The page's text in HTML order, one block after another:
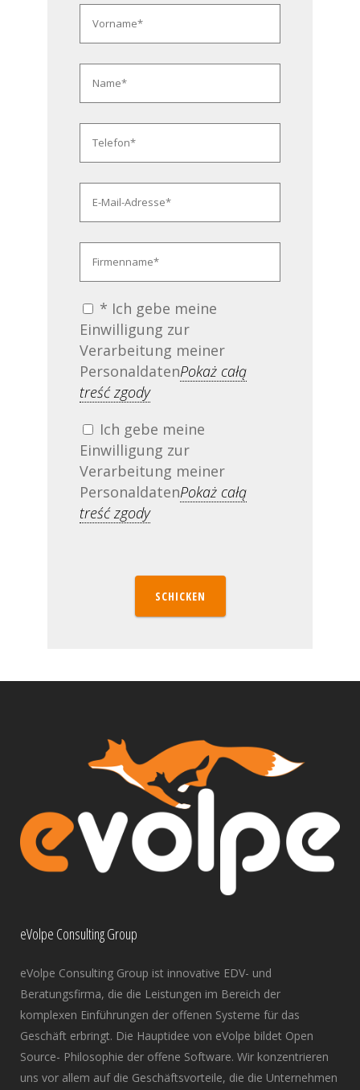
* Ich gebe meine
Einwilligung zur
Verarbeitung meiner
PersonaldatenPokaż całą
treść zgody
Ich gebe meine
Einwilligung zur
Verarbeitung meiner
PersonaldatenPokaż całą
treść zgody
SCHICKEN
eVolpe Consulting Group
eVolpe Consulting Group ist innovative EDV- und
Beratungsfirma, die die Leistungen im Bereich der
komplexen Einführungen der offenen Systeme für das
Geschäft erbringt. Die Hauptidee von eVolpe bildet Open
Source- Philosophie der offene Software. Wir konzentrieren
uns vor allem auf die Geschäftsvorteile, die die Unternehmen